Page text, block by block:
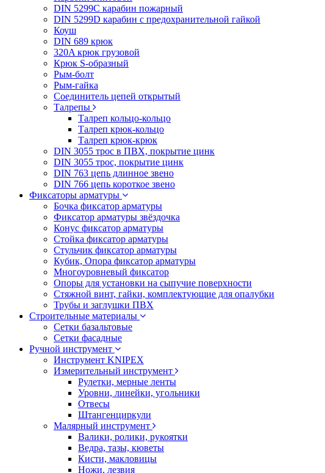
DIN 5299C карабин пожарный
DIN 5299D карабин с предохранительной гайкой
Коуш
DIN 689 крюк
320A крюк грузовой
Крюк S-образный
Рым-болт
Рым-гайка
Соединитель цепей открытый
Талрепы
Талреп кольцо-кольцо
Талреп крюк-кольцо
Талреп крюк-крюк
DIN 3055 трос в ПВХ, покрытие цинк
DIN 3055 трос, покрытие цинк
DIN 763 цепь длинное звено
DIN 766 цепь короткое звено
Фиксаторы арматуры
Бочка фиксатор арматуры
Фиксатор арматуры звёздочка
Конус фиксатор арматуры
Стойка фиксатор арматуры
Стульчик фиксатор арматуры
Кубик, Опора фиксатор арматуры
Многоуровневый фиксатор
Опоры для установки на сыпучие поверхности
Стяжной винт, гайки, комплектующие для опалубки
Трубы и заглушки ПВХ
Строительные материалы
Сетки базальтовые
Сетки фасадные
Ручной инструмент
Инструмент KNIPEX
Измерительный инструмент
Рулетки, мерные ленты
Уровни, линейки, угольники
Отвесы
Штангенциркули
Малярный инструмент
Валики, ролики, рукоятки
Ведра, тазы, кюветы
Кисти, макловицы
Ножи, лезвия